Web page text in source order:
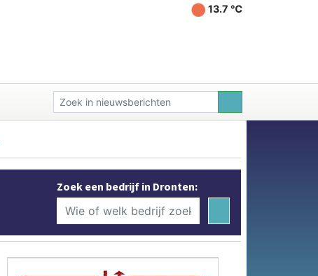
13.7 ℃
Zoek een bedrijf in Dronten: